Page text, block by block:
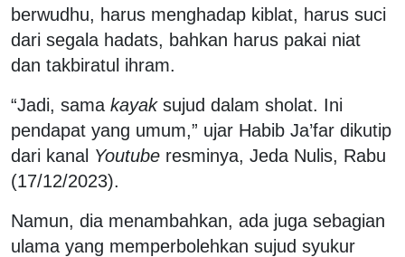
berwudhu, harus menghadap kiblat, harus suci
dari segala hadats, bahkan harus pakai niat
dan takbiratul ihram.
“Jadi, sama kayaksujud dalam sholat. Ini
pendapat yang umum,” ujar Habib Ja’far dikutip
dari kanal Youtube resminya, Jeda Nulis, Rabu
(17/12/2023).
Namun, dia menambahkan, ada juga sebagian
ulama yang memperbolehkan sujud syukur